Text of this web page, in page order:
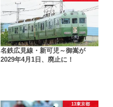
名鉄広見線・新可児～御嵩が
2029年4月1日、廃止に！
13東京都